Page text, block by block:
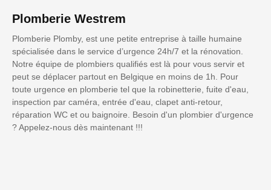
Plomberie Westrem
Plomberie Plomby, est une petite entreprise à taille humaine
spécialisée dans le service d’urgence 24h/7 et la rénovation.
Notre équipe de plombiers qualifiés est là pour vous servir et
peut se déplacer partout en Belgique en moins de 1h. Pour
toute urgence en plomberie tel que la robinetterie, fuite d'eau,
inspection par caméra, entrée d'eau, clapet anti-retour,
réparation WC et ou baignoire. Besoin d'un plombier d'urgence
? Appelez-nous dès maintenant !!!